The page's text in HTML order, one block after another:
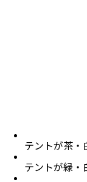
テントが茶・
テントが緑・